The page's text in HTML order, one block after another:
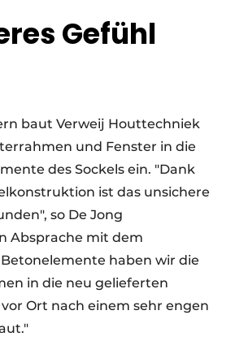
Gefühl
baut Verweij Houttechniek
und Fenster in die
des Sockels ein. "Dank
ist das unsichere
so De Jong
Absprache mit dem
haben wir die
in die neu gelieferten
Ort nach einem sehr engen